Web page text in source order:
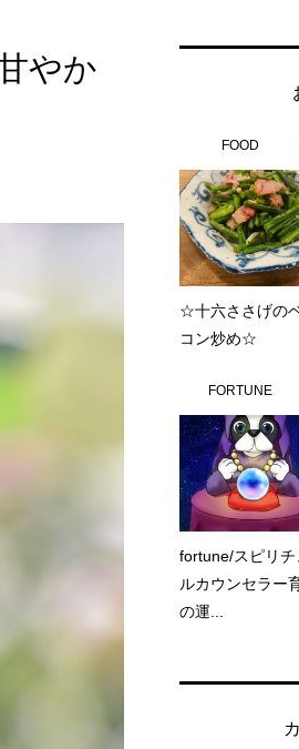
やか
FOOD
☆十六ささげの
コン炒め☆
FORTUNE
fortune/スピリチ
ルカウンセラー
の運...